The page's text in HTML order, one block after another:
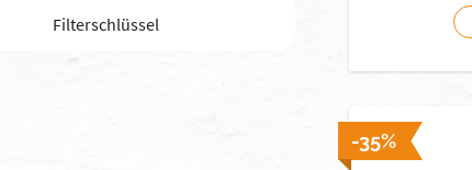
Filterschlüssel
-35%